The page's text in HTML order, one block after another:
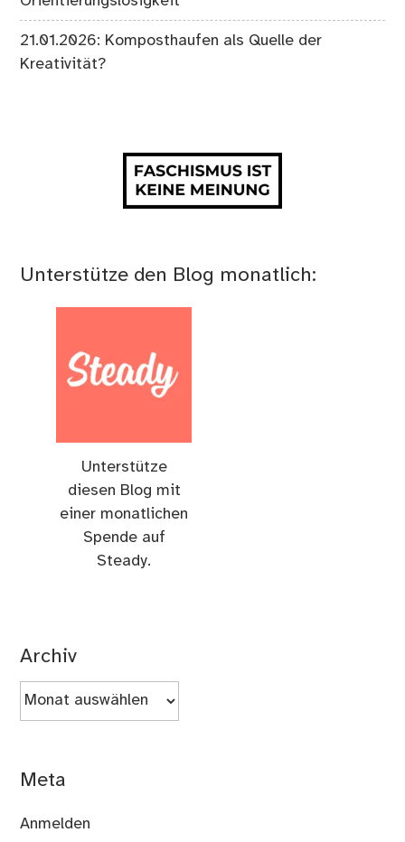
21.01.2026: Komposthaufen als Quelle der
Kreativität?
Unterstütze den Blog monatlich:
Unterstütze
diesen Blog mit
einer monatlichen
Spende auf
Steady.
Archiv
Archiv
Meta
Anmelden